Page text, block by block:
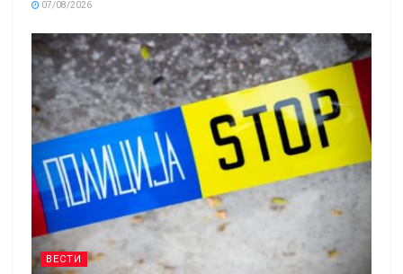
07/08/2026
ВЕСТИ